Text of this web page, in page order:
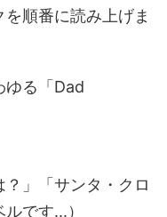
順番に読み上げま
ゆる「Dad
？」「サンタ・クロ
です...）